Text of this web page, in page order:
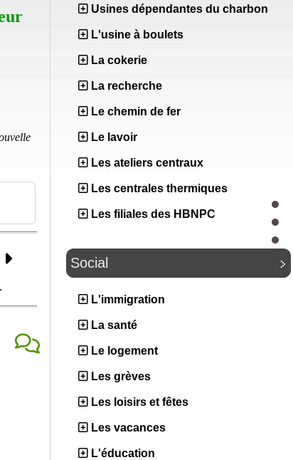
Usines dépendantes du charbon
L'usine à boulets
La cokerie
La recherche
Le chemin de fer
Le lavoir
Les ateliers centraux
Les centrales thermiques
Les filiales des HBNPC
Social
L'immigration
La santé
Le logement
Les grèves
Les loisirs et fêtes
Les vacances
L'éducation